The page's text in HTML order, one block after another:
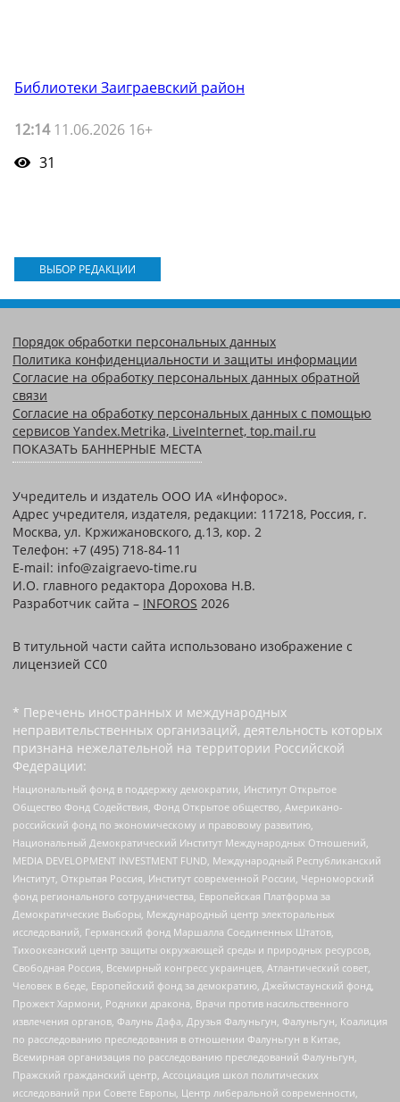
Библиотеки Заиграевский район
12:1411.06.2026 16+
31
ВЫБОР РЕДАКЦИИ
Порядок обработки персональных данных
Политика конфиденциальности и защиты информации
Согласие на обработку персональных данных обратной
связи
Согласие на обработку персональных данных с помощью
сервисов Yandex.Metrika, LiveInternet, top.mail.ru
ПОКАЗАТЬ БАННЕРНЫЕ МЕСТА
Учредитель и издатель ООО ИА «Инфорос».
Адрес учредителя, издателя, редакции: 117218, Россия, г.
Москва, ул. Кржижановского, д.13, кор. 2
Телефон: +7 (495) 718-84-11
E-mail: info@zaigraevo-time.ru
И.О. главного редактора Дорохова Н.В.
Разработчик сайта – INFOROS 2026
В титульной части сайта использовано изображение с
лицензией CC0
* Перечень иностранных и международных
неправительственных организаций, деятельность которых
признана нежелательной на территории Российской
Федерации:
Национальный фонд в поддержку демократии, Институт Открытое
Общество Фонд Содействия, Фонд Открытое общество, Американо-
российский фонд по экономическому и правовому развитию,
Национальный Демократический Институт Международных Отношений,
MEDIA DEVELOPMENT INVESTMENT FUND, Международный Республиканский
Институт, Открытая Россия, Институт современной России, Черноморский
фонд регионального сотрудничества, Европейская Платформа за
Демократические Выборы, Международный центр электоральных
исследований, Германский фонд Маршалла Соединенных Штатов,
Тихоокеанский центр защиты окружающей среды и природных ресурсов,
Свободная Россия, Всемирный конгресс украинцев, Атлантический совет,
Человек в беде, Европейский фонд за демократию, Джеймстаунский фонд,
Прожект Хармони, Родники дракона, Врачи против насильственного
извлечения органов, Фалунь Дафа, Друзья Фалуньгун, Фалуньгун, Коалиция
по расследованию преследования в отношении Фалуньгун в Китае,
Всемирная организация по расследованию преследований Фалуньгун,
Пражский гражданский центр, Ассоциация школ политических
исследований при Совете Европы, Центр либеральной современности,